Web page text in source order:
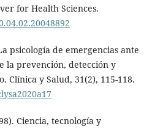
for Health Sciences.
psicología de emergencias ante
la prevención, detección y
Clínica y Salud, 31(2), 115-118.
Ciencia, tecnología y